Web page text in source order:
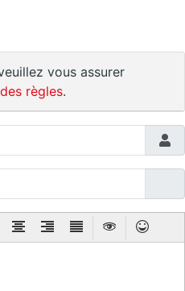
vous assurer
règles.